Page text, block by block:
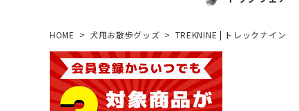
HOME 犬用お散歩グッズ TREKNINE | トレックナイン